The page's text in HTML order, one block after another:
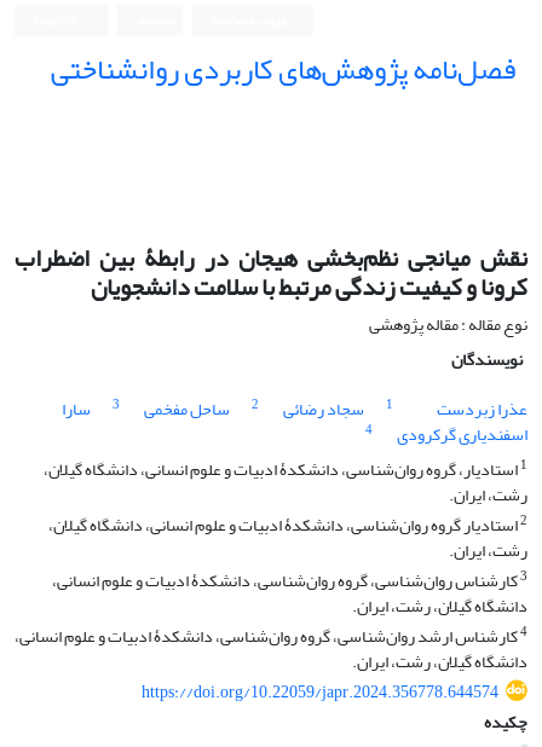
فصل‌نامه پژوهش‌های کاربردی روانشناختی
نقش میانجی نظم‌بخشی هیجان در رابطۀ بین اضطراب
کرونا و کیفیت زندگی مرتبط با سلامت دانشجویان
نوع مقاله : مقاله پژوهشی
نویسندگان
عذرا زبردست
1 سجاد رضائی 2 ساحل مفخمی 3 سارا
اسفندیاری گرکرودی
4
1استادیار، گروه روان‌شناسی، دانشکدۀ ادبیات و علوم انسانی، دانشگاه گیلان،
رشت، ایران.
2استادیار گروه روان‌شناسی، دانشکدۀ ادبیات و علوم انسانی، دانشگاه گیلان،
رشت، ایران.
3کارشناس روان‌شناسی، گروه روان‌شناسی، دانشکدۀ ادبیات و علوم انسانی،
دانشگاه گیلان، رشت، ایران.
4کارشناس ارشد روان‌شناسی، گروه روان‌شناسی، دانشکدۀ ادبیات و علوم انسانی،
دانشگاه گیلان، رشت، ایران.
https://doi.org/10.22059/japr.2024.356778.644574
چکیده